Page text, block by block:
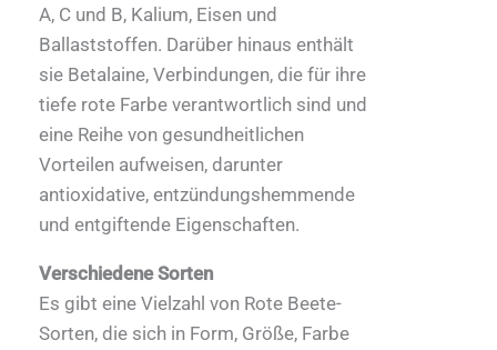
A, C und B, Kalium, Eisen und
Ballaststoffen. Darüber hinaus enthält
sie Betalaine, Verbindungen, die für ihre
tiefe rote Farbe verantwortlich sind und
eine Reihe von gesundheitlichen
Vorteilen aufweisen, darunter
antioxidative, entzündungshemmende
und entgiftende Eigenschaften.
Verschiedene Sorten
Es gibt eine Vielzahl von Rote Beete-
Sorten, die sich in Form, Größe, Farbe